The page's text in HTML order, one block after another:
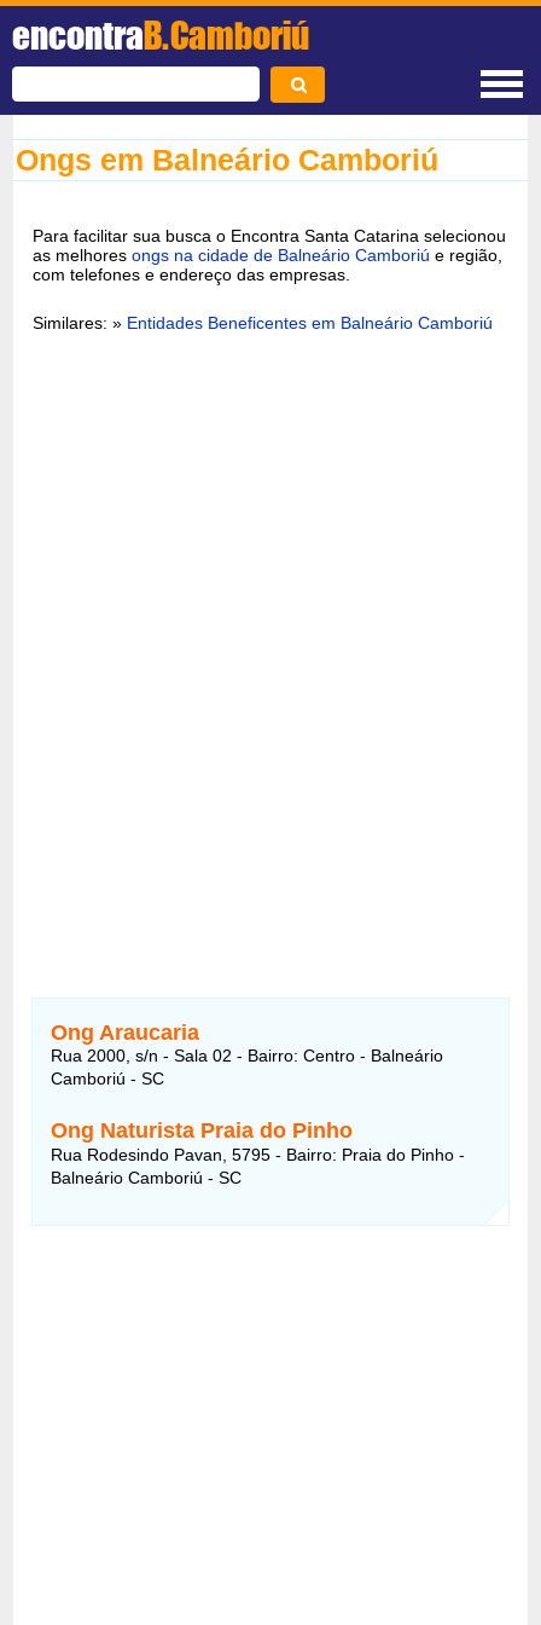
encontraB.Camboriú
Ongs em Balneário Camboriú
Para facilitar sua busca o Encontra Santa Catarina selecionou
as melhoresongs na cidade de Balneário Camboriú e região,
com telefones e endereço das empresas.
Similares: » Entidades Beneficentes em Balneário Camboriú
Ong Araucaria
Rua 2000, s/n - Sala 02 - Bairro: Centro - Balneário
Camboriú - SC
Ong Naturista Praia do Pinho
Rua Rodesindo Pavan, 5795 - Bairro: Praia do Pinho -
Balneário Camboriú - SC